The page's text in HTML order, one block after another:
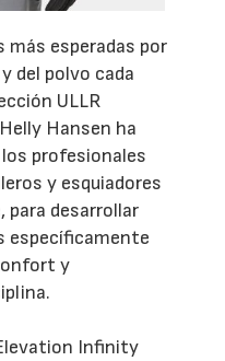
más esperadas por
del polvo cada
ULLR
Hansen ha
profesionales
y esquiadores
para desarrollar
específicamente
y
Infinity